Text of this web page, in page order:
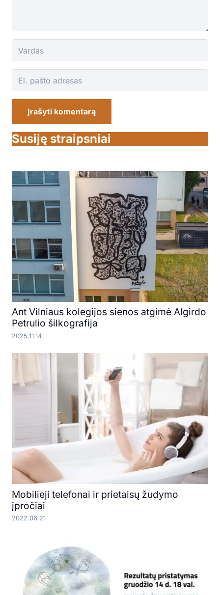
Įrašyti komentarą
Susiję straipsniai
Ant Vilniaus kolegijos sienos atgimė Algirdo
Petrulio šilkografija
2025.11.14
Mobilieji telefonai ir prietaisų žudymo
įpročiai
2022.06.21